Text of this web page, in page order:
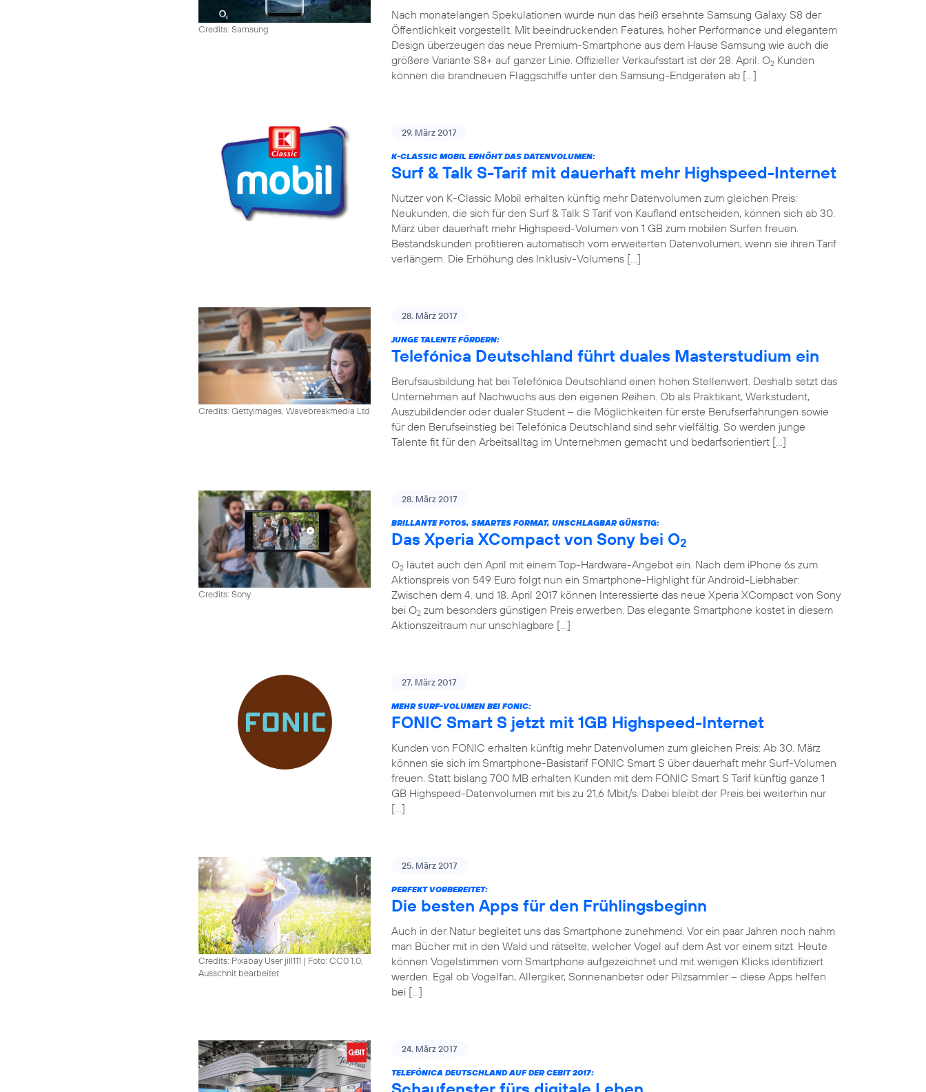
Credits: Samsung
Nach monatelangen Spekulationen wurde nun das heiß ersehnte Samsung Galaxy S8 der
Öffentlichkeit vorgestellt. Mit beeindruckenden Features, hoher Performance und elegantem
Design überzeugen das neue Premium-Smartphone aus dem Hause Samsung wie auch die
größere Variante S8+ auf ganzer Linie. Offizieller Verkaufsstart ist der 28. April. O2 Kunden
können die brandneuen Flaggschiffe unter den Samsung-Endgeräten ab […]
29. März 2017
K-CLASSIC MOBIL ERHÖHT DAS DATENVOLUMEN:
Surf & Talk S-Tarif mit dauerhaft mehr Highspeed-Internet
Nutzer von K-Classic Mobil erhalten künftig mehr Datenvolumen zum gleichen Preis:
Neukunden, die sich für den Surf & Talk S Tarif von Kaufland entscheiden, können sich ab 30.
März über dauerhaft mehr Highspeed-Volumen von 1 GB zum mobilen Surfen freuen.
Bestandskunden profitieren automatisch vom erweiterten Datenvolumen, wenn sie ihren Tarif
verlängern. Die Erhöhung des Inklusiv-Volumens […]
Credits: Gettyimages, Wavebreakmedia Ltd
28. März 2017
JUNGE TALENTE FÖRDERN:
Telefónica Deutschland führt duales Masterstudium ein
Berufsausbildung hat bei Telefónica Deutschland einen hohen Stellenwert. Deshalb setzt das
Unternehmen auf Nachwuchs aus den eigenen Reihen. Ob als Praktikant, Werkstudent,
Auszubildender oder dualer Student – die Möglichkeiten für erste Berufserfahrungen sowie
für den Berufseinstieg bei Telefónica Deutschland sind sehr vielfältig. So werden junge
Talente fit für den Arbeitsalltag im Unternehmen gemacht und bedarfsorientiert […]
Credits: Sony
28. März 2017
BRILLANTE FOTOS, SMARTES FORMAT, UNSCHLAGBAR GÜNSTIG:
Das Xperia XCompact von Sony bei O2
O2 läutet auch den April mit einem Top-Hardware-Angebot ein. Nach dem iPhone 6s zum
Aktionspreis von 549 Euro folgt nun ein Smartphone-Highlight für Android-Liebhaber:
Zwischen dem 4. und 18. April 2017 können Interessierte das neue Xperia XCompact von Sony
bei O2 zum besonders günstigen Preis erwerben. Das elegante Smartphone kostet in diesem
Aktionszeitraum nur unschlagbare […]
27. März 2017
MEHR SURF-VOLUMEN BEI FONIC:
FONIC Smart S jetzt mit 1GB Highspeed-Internet
Kunden von FONIC erhalten künftig mehr Datenvolumen zum gleichen Preis: Ab 30. März
können sie sich im Smartphone-Basistarif FONIC Smart S über dauerhaft mehr Surf-Volumen
freuen. Statt bislang 700 MB erhalten Kunden mit dem FONIC Smart S Tarif künftig ganze 1
GB Highspeed-Datenvolumen mit bis zu 21,6 Mbit/s. Dabei bleibt der Preis bei weiterhin nur
[…]
Credits: Pixabay User jill111 | Foto: CC0 1.0,
Ausschnit bearbeitet
25. März 2017
PERFEKT VORBEREITET:
Die besten Apps für den Frühlingsbeginn
Auch in der Natur begleitet uns das Smartphone zunehmend. Vor ein paar Jahren noch nahm
man Bücher mit in den Wald und rätselte, welcher Vogel auf dem Ast vor einem sitzt. Heute
können Vogelstimmen vom Smartphone aufgezeichnet und mit wenigen Klicks identifiziert
werden. Egal ob Vogelfan, Allergiker, Sonnenanbeter oder Pilzsammler – diese Apps helfen
bei […]
24. März 2017
TELEFÓNICA DEUTSCHLAND AUF DER CEBIT 2017: